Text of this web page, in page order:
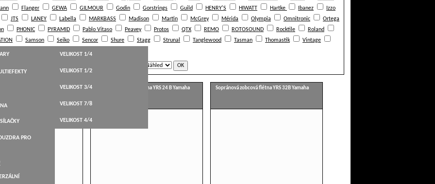
Flanger GEWA GILMOUR Godin Gorstrings Guild HENRY'S HIWATT Hartke Ibanez
Izzo
JTS LANEY Labella MARKBASS Madison Martin McGrey Mérida Olympia Omnitronic
Ortega
PHONIC PYRAMID Pablo Vitaso Peavey Protos QTX REMO ROTOSOUND Rocktile
Roland
Samson Seiko Sencor Shure Stagg Strunal Tanglewood Tasman Thomastik
Vintage
tc electronic
flétna YRS 20 Yamaha,
Sopránová zobcová flétna YRS 24 B Yamaha Sopránová zobcová flétna YRS 32B Yamaha
VELIKOST 1/4
VELIKOST 1/2
VELIKOST 3/4
VELIKOST 7/8
VELIKOST 4/4
PRO